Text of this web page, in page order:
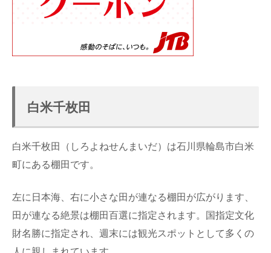
白米千枚田
白米千枚田（しろよねせんまいだ）は石川県輪島市白米
町にある棚田です。
左に日本海、右に小さな田が連なる棚田が広がります、
田が連なる絶景は棚田百選に指定されます。国指定文化
財名勝に指定され、週末には観光スポットとして多くの